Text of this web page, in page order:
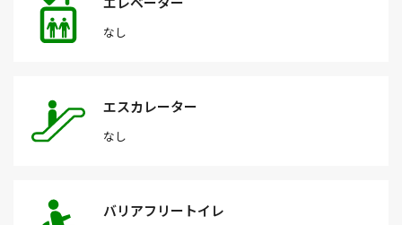
なし
エスカレーター
なし
バリアフリートイレ